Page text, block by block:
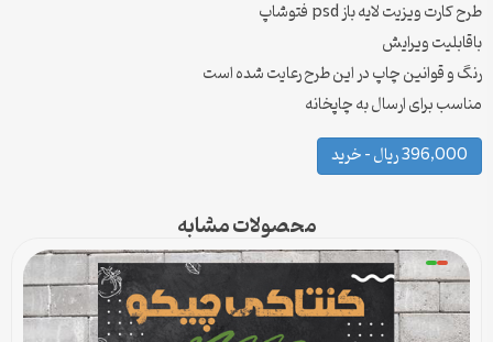
طرح کارت ویزیت لایه باز psd فتوشاپ
باقابلیت ویرایش
رنگ و قوانین چاپ در این طرح رعایت شده است
مناسب برای ارسال به چاپخانه
396,000 ریال – خرید
محصولات مشابه